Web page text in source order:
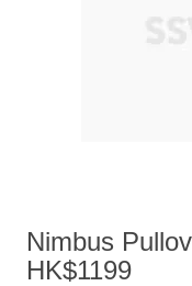
Nimbus
HK$1199